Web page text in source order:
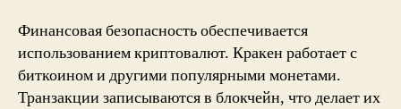
Финансовая безопасность обеспечивается
использованием криптовалют. Кракен работает с
биткоином и другими популярными монетами.
Транзакции записываются в блокчейн, что делает их